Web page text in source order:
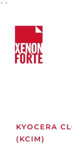
``
KYOCERA
(KCIM)